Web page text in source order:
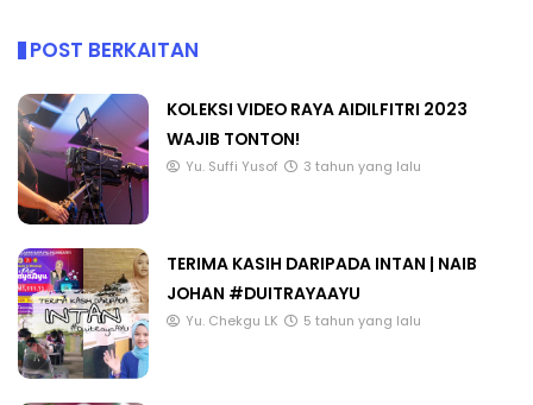
POST BERKAITAN
KOLEKSI VIDEO RAYA AIDILFITRI 2023
WAJIB TONTON!
Yu. Suffi Yusof 3 tahun yang lalu
TERIMA KASIH DARIPADA INTAN | NAIB
JOHAN #DUITRAYAAYU
Yu. Chekgu LK 5 tahun yang lalu